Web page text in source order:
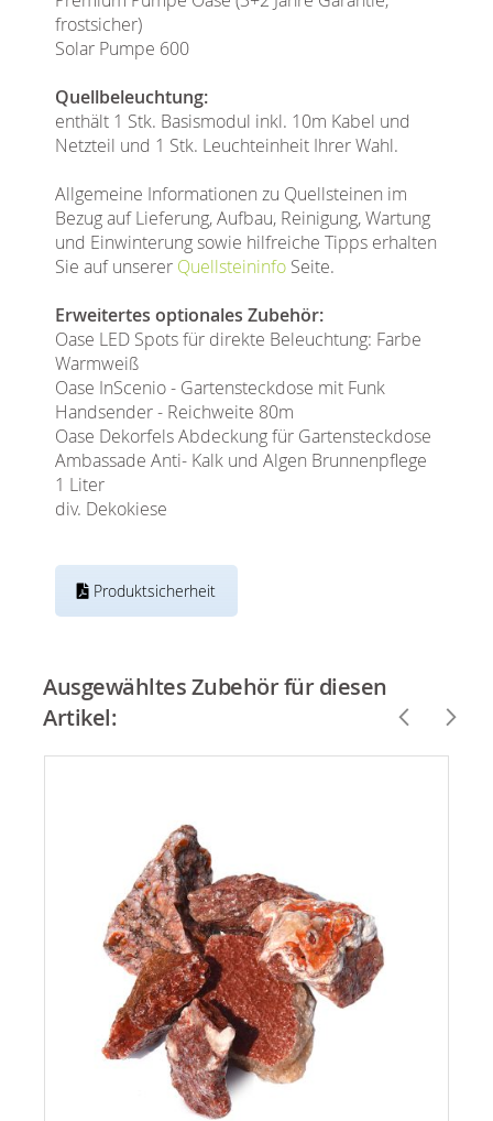
frostsicher)
Solar Pumpe 600
Quellbeleuchtung:
enthält 1 Stk. Basismodul inkl. 10m Kabel und
Netzteil und 1 Stk. Leuchteinheit Ihrer Wahl.
Allgemeine Informationen zu Quellsteinen im
Bezug auf Lieferung, Aufbau, Reinigung, Wartung
und Einwinterung sowie hilfreiche Tipps erhalten
Sie auf unserer Quellsteininfo Seite.
Erweitertes optionales Zubehör:
Oase LED Spots für direkte Beleuchtung: Farbe
Warmweiß
Oase InScenio - Gartensteckdose mit Funk
Handsender - Reichweite 80m
Oase Dekorfels Abdeckung für Gartensteckdose
Ambassade Anti- Kalk und Algen Brunnenpflege
1 Liter
div. Dekokiese
Produktsicherheit
Ausgewähltes Zubehör für diesen
Artikel: